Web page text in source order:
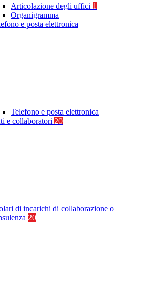
Articolazione degli uffici 1
Organigramma
e posta elettronica
Telefono e posta elettronica
e collaboratori 20
di incarichi di collaborazione o
20